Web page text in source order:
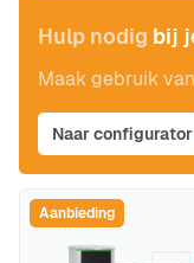
Aanbieding
Hulp nodig bij
Maak gebruik
Naar configurator